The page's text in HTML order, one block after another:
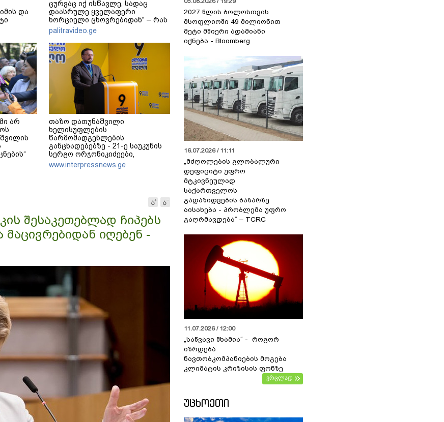
და
ცურვაც იქ ისწავლე, სადაც
დაასრულე ყველაფერი
ხორციელი ცხოვრებიდან" – რას
წერს ხობში დაღუპული დედა-
შვილის ახლობელი?
palitravideo.ge
არ
რომ
ომი
თაზო დათუნაშვილი
ხელისუფლების
წარმომადგენლების
განცხადებებზე - 21-ე საუკუნის
სერგო ორჯონიკიძეები,
საქართველოს აბრალებენ ომის
დაწყებას, 21-ე საუკუნის სერგო
www.interpressnews.ge
შესაკეთებლად ჩიპებს
იღებენ -
2027 წლის ბოლოსთვის
მსოფლიოში 49 მილიონით
მეტი მშიერი ადამიანი
იქნება - Bloomberg
16.07.2026 / 11:11
„მძღოლების გლობალური
დეფიციტი უფრო
მტკივნეულად
საქართველოს
გადაზიდვების ბაზარზე
აისახება - პრობლემა უფრო
გაღრმავდება“ – TCRC
11.07.2026 / 12:00
„საწვავი შხამია“ - როგორ
იზრდება
ნავთობკომპანიების მოგება
კლიმატის კრიზისის ფონზე
ვრცლად
ᲣᲪᲮᲝᲔᲗᲘ